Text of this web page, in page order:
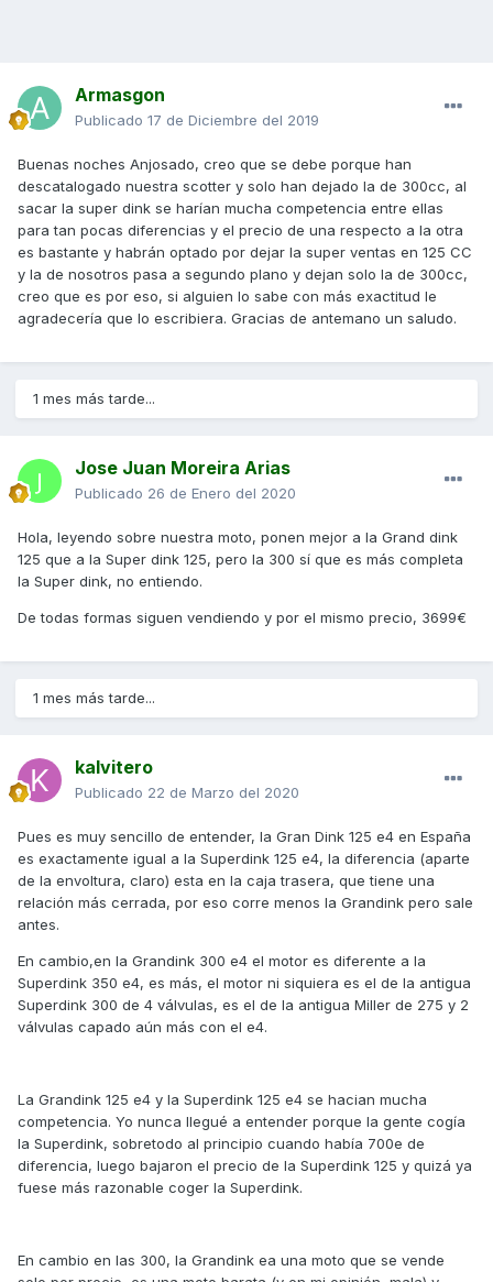
Armasgon
Publicado 17 de Diciembre del 2019
Buenas noches Anjosado, creo que se debe porque han
descatalogado nuestra scotter y solo han dejado la de 300cc, al
sacar la super dink se harían mucha competencia entre ellas
para tan pocas diferencias y el precio de una respecto a la otra
es bastante y habrán optado por dejar la super ventas en 125 CC
y la de nosotros pasa a segundo plano y dejan solo la de 300cc,
creo que es por eso, si alguien lo sabe con más exactitud le
agradecería que lo escribiera. Gracias de antemano un saludo.
1 mes más tarde...
Jose Juan Moreira Arias
Publicado 26 de Enero del 2020
Hola, leyendo sobre nuestra moto, ponen mejor a la Grand dink
125 que a la Super dink 125, pero la 300 sí que es más completa
la Super dink, no entiendo.
De todas formas siguen vendiendo y por el mismo precio, 3699€
1 mes más tarde...
kalvitero
Publicado 22 de Marzo del 2020
Pues es muy sencillo de entender, la Gran Dink 125 e4 en España
es exactamente igual a la Superdink 125 e4, la diferencia (aparte
de la envoltura, claro) esta en la caja trasera, que tiene una
relación más cerrada, por eso corre menos la Grandink pero sale
antes.
En cambio,en la Grandink 300 e4 el motor es diferente a la
Superdink 350 e4, es más, el motor ni siquiera es el de la antigua
Superdink 300 de 4 válvulas, es el de la antigua Miller de 275 y 2
válvulas capado aún más con el e4.
La Grandink 125 e4 y la Superdink 125 e4 se hacian mucha
competencia. Yo nunca llegué a entender porque la gente cogía
la Superdink, sobretodo al principio cuando había 700e de
diferencia, luego bajaron el precio de la Superdink 125 y quizá ya
fuese más razonable coger la Superdink.
En cambio en las 300, la Grandink ea una moto que se vende